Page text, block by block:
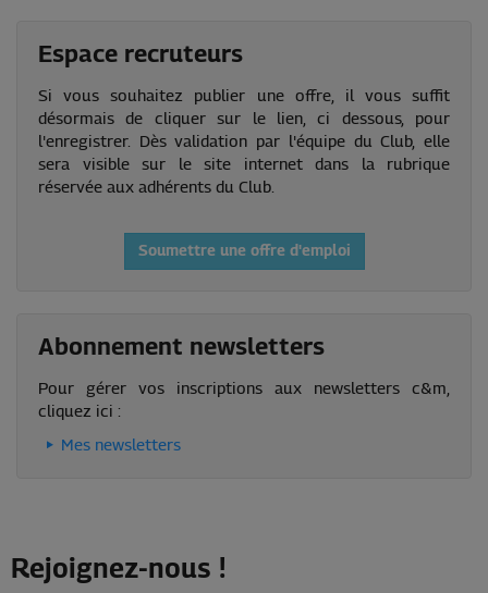
Espace recruteurs
Si vous souhaitez publier une offre, il vous suffit
désormais de cliquer sur le lien, ci dessous, pour
l'enregistrer. Dès validation par l'équipe du Club, elle
sera visible sur le site internet dans la rubrique
réservée aux adhérents du Club.
Soumettre une offre d'emploi
Abonnement newsletters
Pour gérer vos inscriptions aux newsletters c&m,
cliquez ici :
Mes newsletters
Rejoignez-nous !